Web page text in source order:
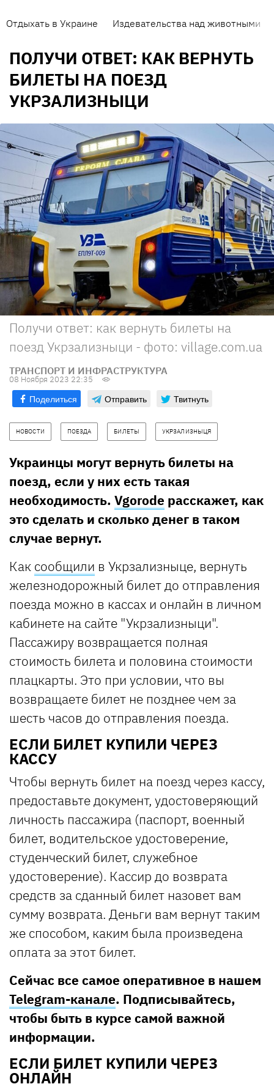
Отдыхать в Украине Издевательства над животными
ПОЛУЧИ ОТВЕТ: КАК ВЕРНУТЬ
БИЛЕТЫ НА ПОЕЗД
УКРЗАЛИЗНЫЦИ
Получи ответ: как вернуть билеты на
поезд Укрзализныци - фото: village.com.ua
ТРАНСПОРТ И ИНФРАСТРУКТУРА
08 Ноября 2023 22:35
Поделиться Отправить Твитнуть
НОВОСТИ ПОЕЗДА БИЛЕТЫ УКРЗАЛИЗНЫЦЯ
Украинцы могут вернуть билеты на
поезд, если у них есть такая
необходимость. Vgorode расскажет, как
это сделать и сколько денег в таком
случае вернут.
Как сообщили в Укрзализныце, вернуть
железнодорожный билет до отправления
поезда можно в кассах и онлайн в личном
кабинете на сайте "Укрзализныци".
Пассажиру возвращается полная
стоимость билета и половина стоимости
плацкарты. Это при условии, что вы
возвращаете билет не позднее чем за
шесть часов до отправления поезда.
ЕСЛИ БИЛЕТ КУПИЛИ ЧЕРЕЗ
КАССУ
Чтобы вернуть билет на поезд через кассу,
предоставьте документ, удостоверяющий
личность пассажира (паспорт, военный
билет, водительское удостоверение,
студенческий билет, служебное
удостоверение). Кассир до возврата
средств за сданный билет назовет вам
сумму возврата. Деньги вам вернут таким
же способом, каким была произведена
оплата за этот билет.
Сейчас все самое оперативное в нашем
Telegram-канале. Подписывайтесь,
чтобы быть в курсе самой важной
информации.
ЕСЛИ БИЛЕТ КУПИЛИ ЧЕРЕЗ
ОНЛАЙН